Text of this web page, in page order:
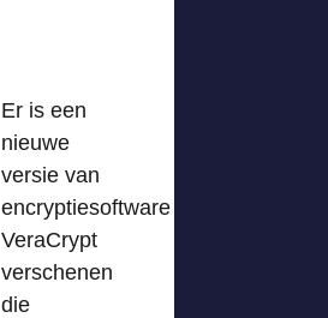
Er is een
nieuwe
versie van
encryptiesoftware
VeraCrypt
verschenen
die